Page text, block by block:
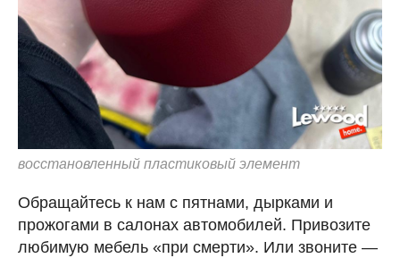
восстановленный пластиковый элемент
Обращайтесь к нам с пятнами, дырками и
прожогами в салонах автомобилей. Привозите
любимую мебель «при смерти». Или звоните —